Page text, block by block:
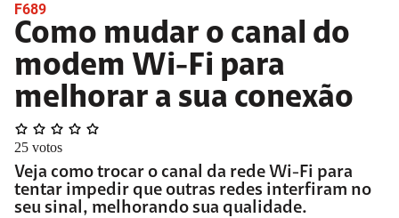
F689
Como mudar o canal do
modem Wi-Fi para
melhorar a sua conexão
25 votos
Veja como trocar o canal da rede Wi-Fi para
tentar impedir que outras redes interfiram no
seu sinal, melhorando sua qualidade.